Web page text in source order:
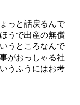
っと話戻るんで
うで出産の無償
うところなんで
がおっしゃる社
うふうにはお考